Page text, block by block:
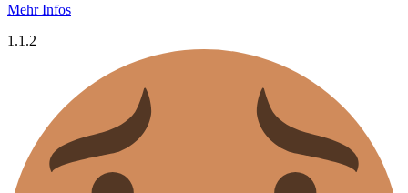
Mehr Infos
1.1.2